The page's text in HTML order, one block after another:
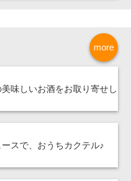
more
味しいお酒をお取り寄せし
スで、おうちカクテル♪